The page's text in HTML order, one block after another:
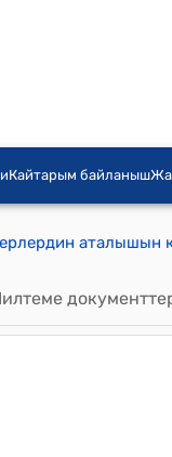
Кайтарым байланыш